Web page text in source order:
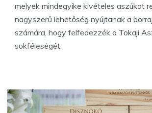
melyek mindegyike kivételes aszúkat
nagyszerű lehetőség nyújtanak a
számára, hogy felfedezzék a Tokaji
sokféleségét.